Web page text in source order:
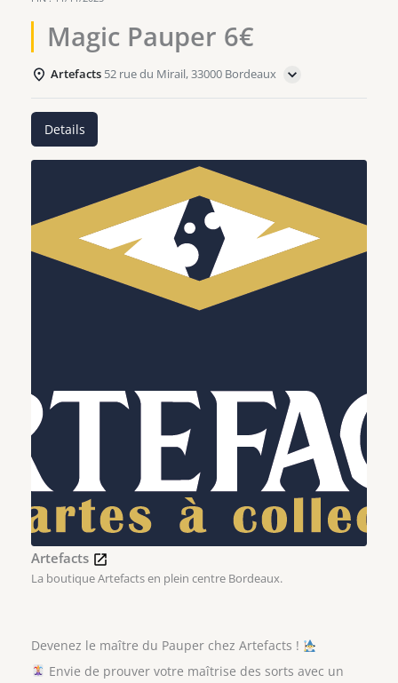
Magic Pauper 6€
Artefacts 52 rue du Mirail, 33000 Bordeaux
Details
Artefacts
La boutique Artefacts en plein centre Bordeaux.
Devenez le maître du Pauper chez Artefacts !
Envie de prouver votre maîtrise des sorts avec un